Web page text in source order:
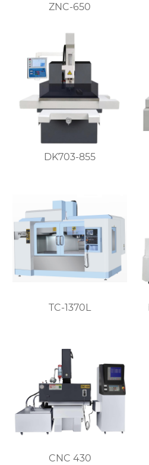
ZNC-650
DK703-855
TC-1370L
CNC 430